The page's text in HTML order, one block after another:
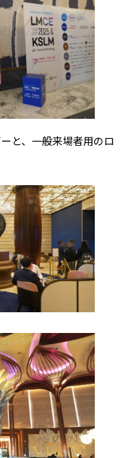
と、一般来場者用のロ